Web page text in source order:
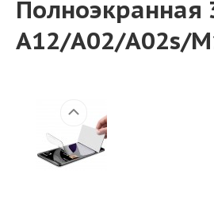
Полноэкранная
A12/A02/A02s/